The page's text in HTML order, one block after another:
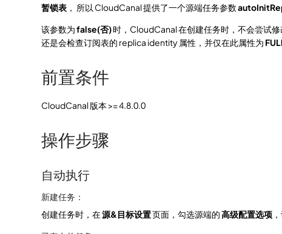
暂锁表 ， 所以 CloudCanal 提供了一个源端任务参数
该参数为false(否)时，CloudCanal 在创建任务时，不会尝试
还是会检查订阅表的 replica identity 属性，并仅在此属性为
前置条件
CloudCanal 版本 >= 4.8.0.0
操作步骤
自动执行
新建任务：
创建任务时，在源&目标设置页面，勾选源端的高级配置选项